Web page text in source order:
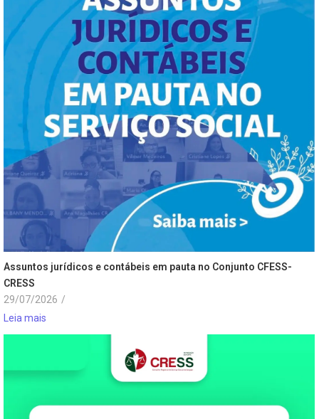
Assuntos jurídicos e contábeis em pauta no Conjunto CFESS-
CRESS
29/07/2026 /
Leia mais